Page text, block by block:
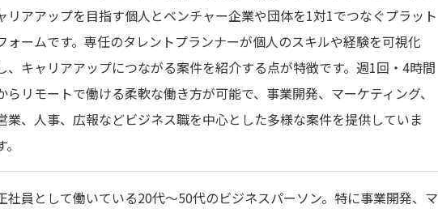
リアアップを目指す個人とベンチャー企業や団体を1対1でつなぐプラット
ォームです。専任のタレントプランナーが個人のスキルや経験を可視化
、キャリアアップにつながる案件を紹介する点が特徴です。週1回・4時間
らリモートで働ける柔軟な働き方が可能で、事業開発、マーケティング、
業、人事、広報などビジネス職を中心とした多様な案件を提供していま
。
社員として働いている20代〜50代のビジネスパーソン。特に事業開発、マ